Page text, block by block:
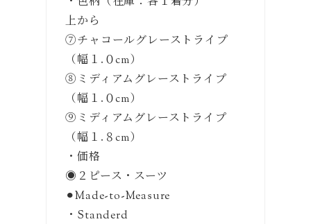
上から
⑦チャコールグレーストライプ
（幅１.０cm）
⑧ミディアムグレーストライプ
（幅１.０cm）
⑨ミディアムグレーストライプ
（幅１.８cm）
・価格
◉２ピース・スーツ
⚫︎Made-to-Measure
・Standerd